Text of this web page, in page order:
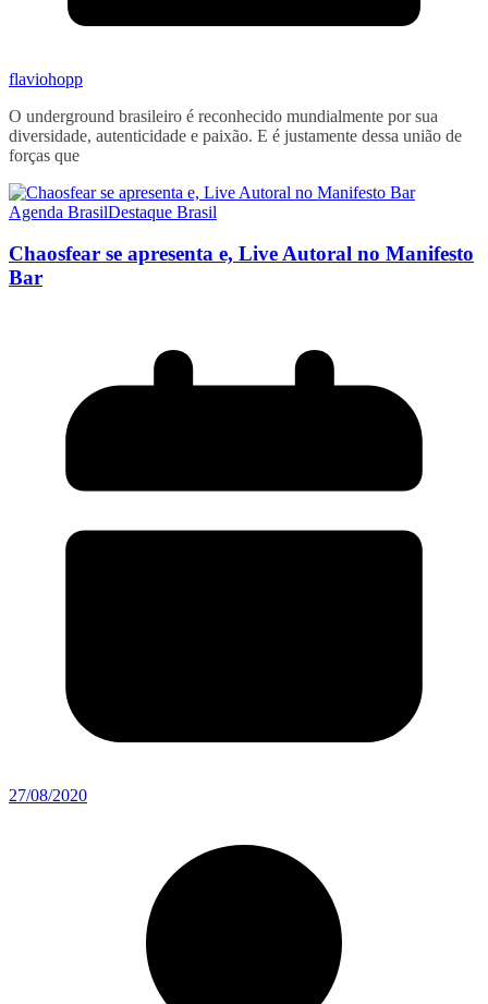
flaviohopp
O underground brasileiro é reconhecido mundialmente por sua
diversidade, autenticidade e paixão. E é justamente dessa união de
forças que
Agenda BrasilDestaque Brasil
Chaosfear se apresenta e, Live Autoral no Manifesto
Bar
27/08/2020